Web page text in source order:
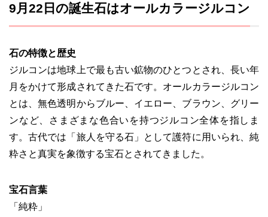
9月22日の誕生石はオールカラージルコン
石の特徴と歴史
ジルコンは地球上で最も古い鉱物のひとつとされ、長い年
月をかけて形成されてきた石です。オールカラージルコン
とは、無色透明からブルー、イエロー、ブラウン、グリー
ンなど、さまざまな色合いを持つジルコン全体を指しま
す。古代では「旅人を守る石」として護符に用いられ、純
粋さと真実を象徴する宝石とされてきました。
宝石言葉
「純粋」